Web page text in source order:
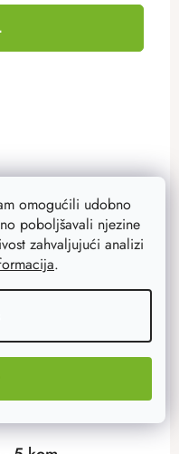
omogućili udobno
poboljšavali njezine
zahvaljujući analizi
.